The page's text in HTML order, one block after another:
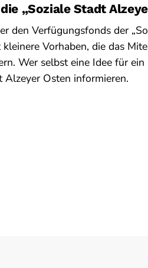
„Soziale Stadt
den Verfügungsfonds der
Vorhaben, die das
Wer selbst eine Idee für
Alzeyer Osten informieren.